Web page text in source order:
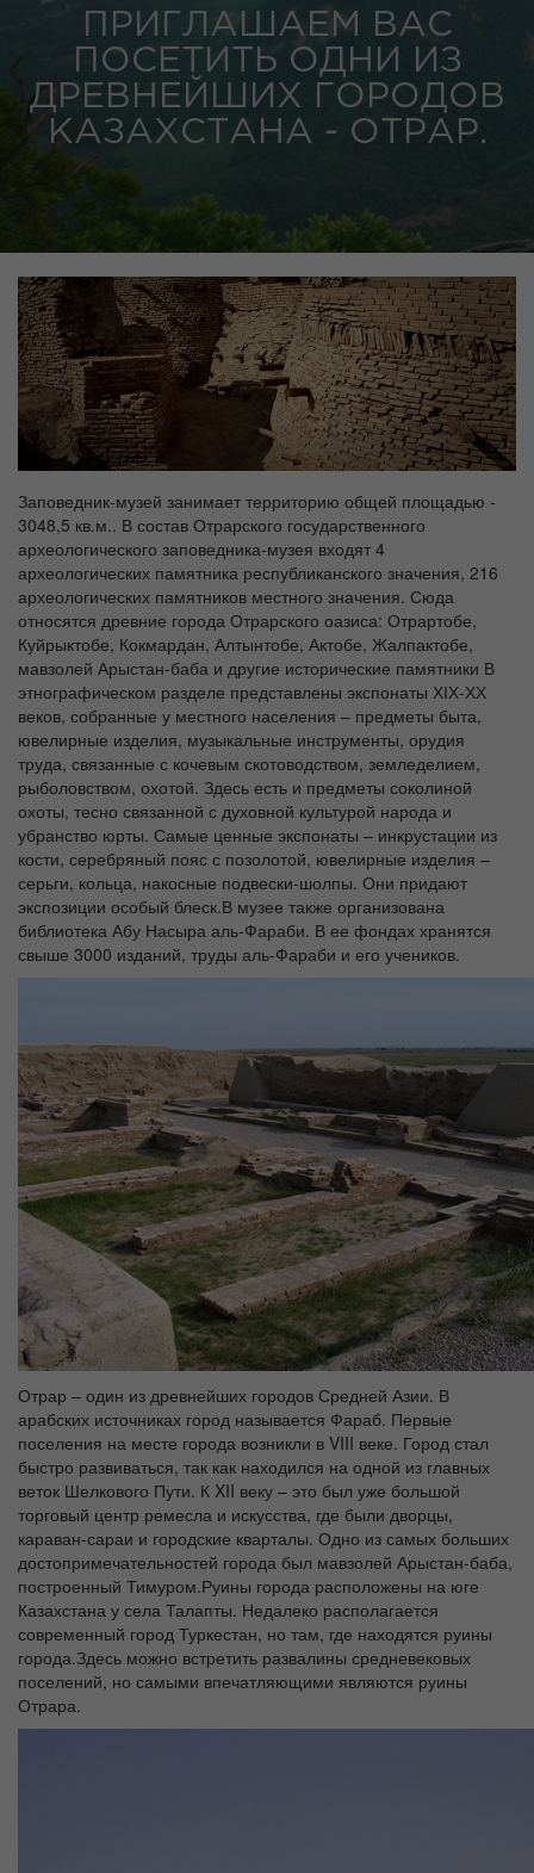
ПРИГЛАШАЕМ ВАС
ПОСЕТИТЬ ОДНИ ИЗ
ДРЕВНЕЙШИХ ГОРОДОВ
КАЗАХСТАНА - ОТРАР.
Заповедник-музей занимает территорию общей площадью -
3048,5 кв.м.. В состав Отрарского государственного
археологического заповедника-музея входят 4
археологических памятника республиканского значения, 216
археологических памятников местного значения. Сюда
относятся древние города Отрарского оазиса: Отрартобе,
Куйрыктобе, Кокмардан, Алтынтобе, Актобе, Жалпактобе,
мавзолей Арыстан-баба и другие исторические памятники В
этнографическом разделе представлены экспонаты ХІХ-ХХ
веков, собранные у местного населения – предметы быта,
ювелирные изделия, музыкальные инструменты, орудия
труда, связанные с кочевым скотоводством, земледелием,
рыболовством, охотой. Здесь есть и предметы соколиной
охоты, тесно связанной с духовной культурой народа и
убранство юрты. Самые ценные экспонаты – инкрустации из
кости, серебряный пояс с позолотой, ювелирные изделия –
серьги, кольца, накосные подвески-шолпы. Они придают
экспозиции особый блеск.В музее также организована
библиотека Абу Насыра аль-Фараби. В ее фондах хранятся
свыше 3000 изданий, труды аль-Фараби и его учеников.
Отрар – один из древнейших городов Средней Азии. В
арабских источниках город называется Фараб. Первые
поселения на месте города возникли в VIII веке. Город стал
быстро развиваться, так как находился на одной из главных
веток Шелкового Пути. К XII веку – это был уже большой
торговый центр ремесла и искусства, где были дворцы,
караван-сараи и городские кварталы. Одно из самых больших
достопримечательностей города был мавзолей Арыстан-баба,
построенный Тимуром.Руины города расположены на юге
Казахстана у села Талапты. Недалеко располагается
современный город Туркестан, но там, где находятся руины
города.Здесь можно встретить развалины средневековых
поселений, но самыми впечатляющими являются руины
Отрара.